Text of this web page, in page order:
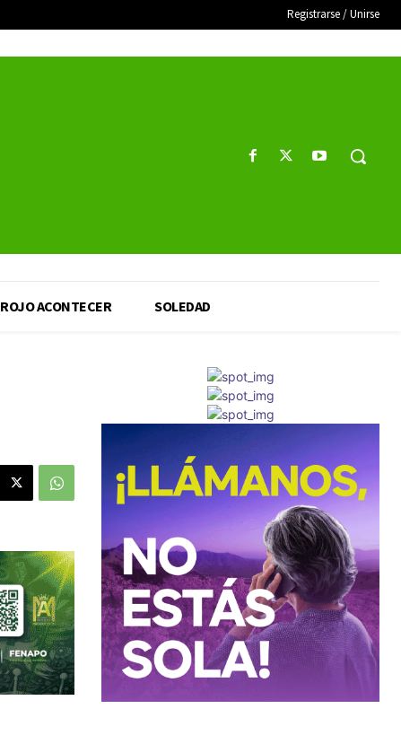
Registrarse / Unirse
ROJO ACONTECER SOLEDAD